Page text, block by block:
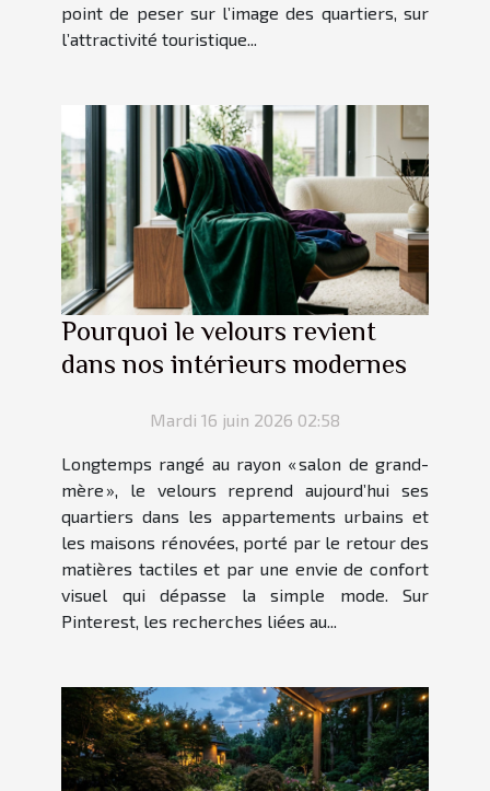
point de peser sur l’image des quartiers, sur
l’attractivité touristique...
Pourquoi le velours revient
dans nos intérieurs modernes
Mardi 16 juin 2026 02:58
Longtemps rangé au rayon « salon de grand-
mère », le velours reprend aujourd’hui ses
quartiers dans les appartements urbains et
les maisons rénovées, porté par le retour des
matières tactiles et par une envie de confort
visuel qui dépasse la simple mode. Sur
Pinterest, les recherches liées au...